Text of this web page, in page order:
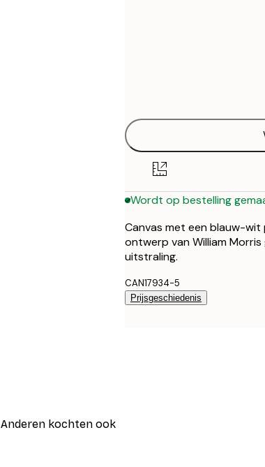
Wordt op bestelling
Canvas met een blauw-
ontwerp van William
uitstraling.
CAN17934-5
Prijsgeschiedenis
Anderen kochten ook